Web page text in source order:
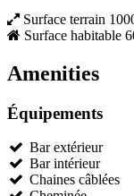
Surface terrain
Surface habitable
Amenities
Équipements
Bar extérieur
Bar intérieur
Chaines câblées